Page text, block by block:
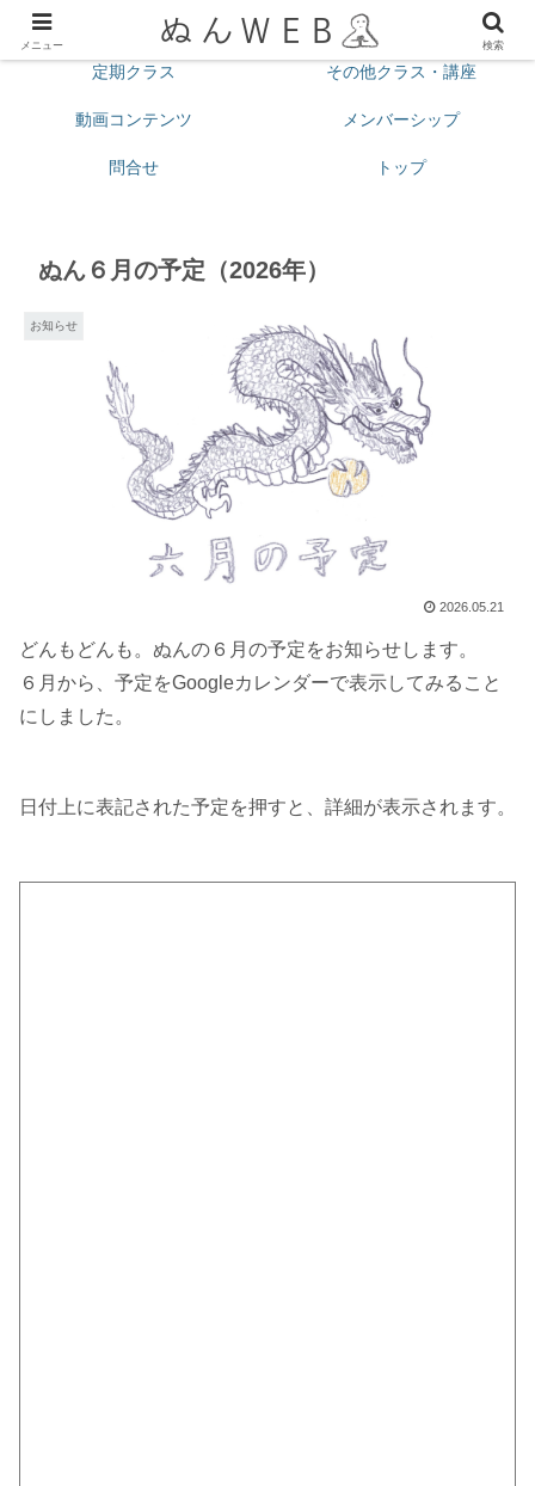
プロフィール 今月の予定
定期クラス その他クラス・講座
動画コンテンツ メンバーシップ
問合せ トップ
ぬん６月の予定（2026年）
お知らせ
2026.05.21
どんもどんも。ぬんの６月の予定をお知らせします。
６月から、予定をGoogleカレンダーで表示してみること
にしました。
日付上に表記された予定を押すと、詳細が表示されます。
メニュー 検索